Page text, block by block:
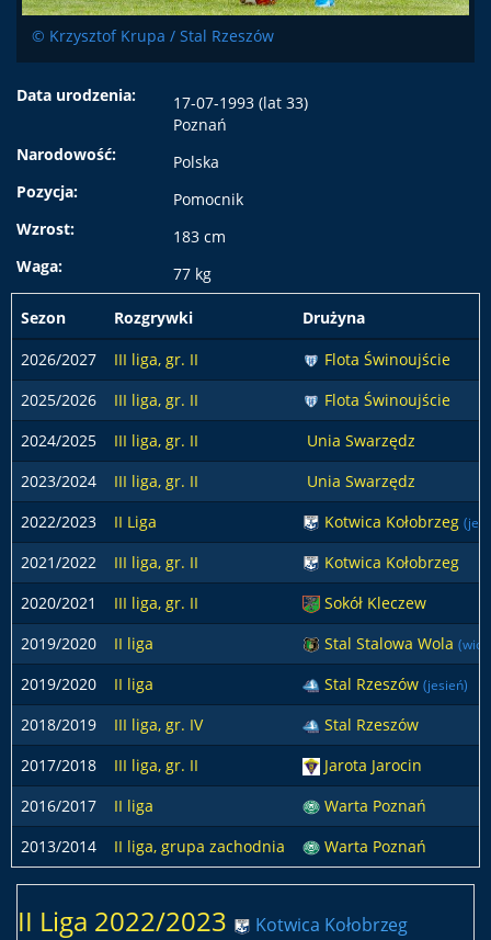
© Krzysztof Krupa / Stal Rzeszów
Data urodzenia:
17-07-1993 (lat 33)
Poznań
Narodowość:
Polska
Pozycja:
Pomocnik
Wzrost:
183 cm
Waga:
77 kg
Sezon Rozgrywki
Drużyna
2026/2027
III liga, gr. II
Flota Świnoujście
2025/2026
III liga, gr. II
Flota Świnoujście
2024/2025
III liga, gr. II
Unia Swarzędz
2023/2024
III liga, gr. II
Unia Swarzędz
2022/2023
II Liga Kotwica Kołobrzeg
2021/2022 III liga, gr. II
Kotwica Kołobrzeg
2020/2021
III liga, gr. II
Sokół Kleczew
2019/2020
II liga Stal Stalowa Wola
2019/2020 II liga Stal Rzeszów (jesień)
2018/2019 III liga, gr. IV
Stal Rzeszów
2017/2018
III liga, gr. II
Jarota Jarocin
2016/2017
II liga
Warta Poznań
2013/2014
II liga, grupa zachodnia Warta Poznań
II Liga 2022/2023 Kotwica Kołobrzeg